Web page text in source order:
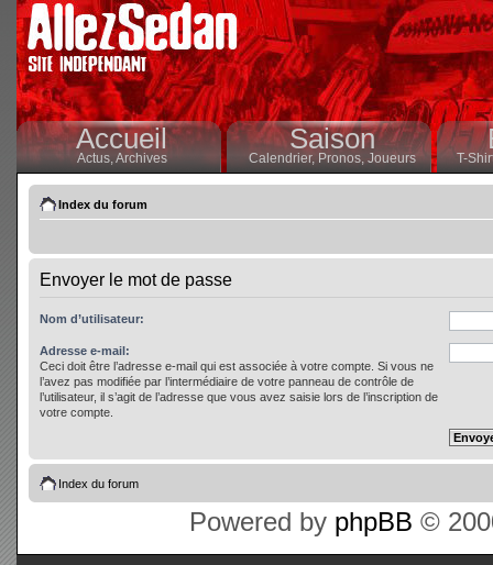
Accueil
Actus,Archives
Saison
Calendrier,Pronos, Joueurs T-
Index du forum
Envoyer le mot de passe
Nom d’utilisateur:
Adresse e-mail:
Ceci doit être l’adresse e-mail qui est associée à votre compte. Si vous ne
l’avez pas modifiée par l’intermédiaire de votre panneau de contrôle de
l’utilisateur, il s’agit de l’adresse que vous avez saisie lors de l’inscription de
votre compte.
Index du forum
Powered by phpBB ©